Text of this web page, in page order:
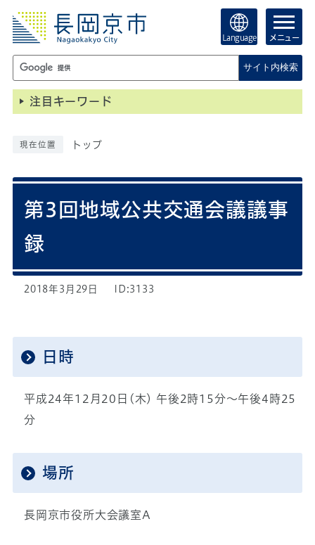
Language メニュー
サイト内検索
注目キーワード
現在位置 トップ
第3回地域公共交通会議議事
録
2018年3月29日 ID:3133
日時
平成24年12月20日(木) 午後2時15分～午後4時25
分
場所
長岡京市役所大会議室A